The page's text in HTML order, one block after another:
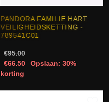
PANDORA FAMILIE HART
VEILIGHEIDSKETTING -
789541C01
€95.00
€66.50
Opslaan: 30%
korting